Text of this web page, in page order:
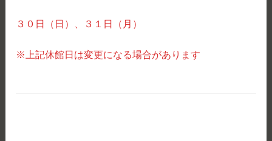
３０日（日）、３１日（月）
※上記休館日は変更になる場合があります